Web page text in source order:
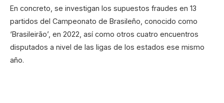
En concreto, se investigan los supuestos fraudes en 13
partidos del Campeonato de Brasileño, conocido como
‘Brasileirão’, en 2022, así como otros cuatro encuentros
disputados a nivel de las ligas de los estados ese mismo
año.